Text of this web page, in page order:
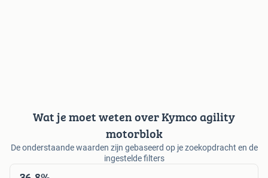
Wat je moet weten over Kymco agility
motorblok
De onderstaande waarden zijn gebaseerd op je zoekopdracht en de
ingestelde filters